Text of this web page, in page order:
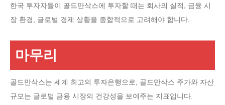
한국 투자자들이 골드만삭스에 투자할 때는 회사의 실적, 금융 시
장 환경, 글로벌 경제 상황을 종합적으로 고려해야 합니다.
마무리
골드만삭스는 세계 최고의 투자은행으로, 골드만삭스 주가와 자산
규모는 글로벌 금융 시장의 건강성을 보여주는 지표입니다.